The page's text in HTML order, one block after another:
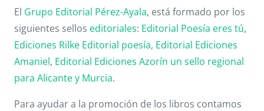
El Grupo Editorial Pérez-Ayala, está formado por los
siguientes sellos editoriales: Editorial Poesía eres tú,
Ediciones Rilke Editorial poesía, Editorial Ediciones
Amaniel, Editorial Ediciones Azorín un sello regional
para Alicante y Murcia.
Para ayudar a la promoción de los libros contamos